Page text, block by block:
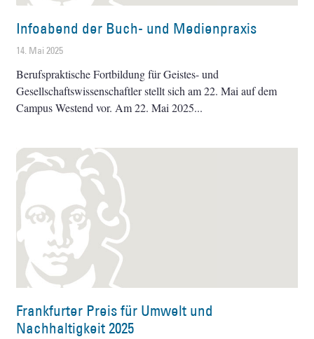
Infoabend der Buch- und Medienpraxis
14. Mai 2025
Berufspraktische Fortbildung für Geistes- und
Gesellschaftswissenschaftler stellt sich am 22. Mai auf dem
Campus Westend vor. Am 22. Mai 2025
Frankfurter Preis für Umwelt und
Nachhaltigkeit 2025